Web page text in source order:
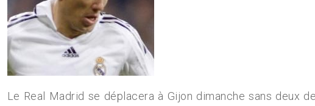
Le Real Madrid se déplacera à Gijon dimanche sans deux